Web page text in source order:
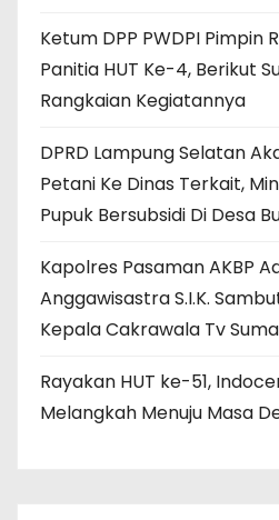
Ketum DPP PWDPI
Panitia HUT Ke-4, Berikut
Rangkaian Kegiatannya
DPRD Lampung Selatan
Petani Ke Dinas Terkait,
Pupuk Bersubsidi Di Desa
Kapolres Pasaman AKBP
Anggawisastra S.I.K.
Kepala Cakrawala Tv
Rayakan HUT ke-51,
Melangkah Menuju Masa